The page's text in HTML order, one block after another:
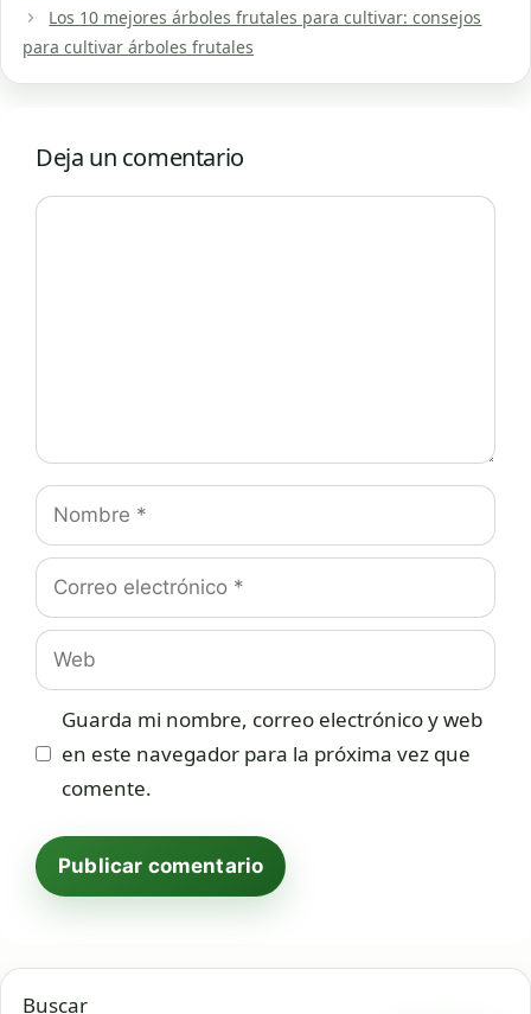
Los 10 mejores árboles frutales para cultivar: consejos
para cultivar árboles frutales
Deja un comentario
Comentario
Nombre
Correo
electrónico
Web
Guarda mi nombre, correo electrónico y web
en este navegador para la próxima vez que
comente.
Buscar